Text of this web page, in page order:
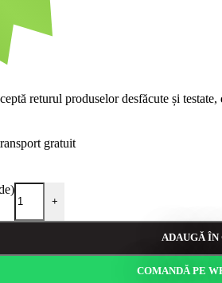
returul produselor desfăcute și
gratuit
+
ADAUGĂ ÎN
COMANDĂ PE